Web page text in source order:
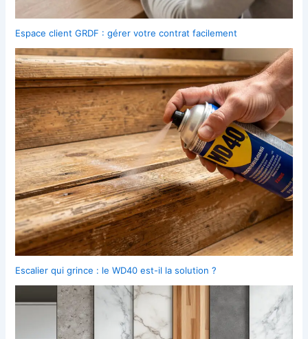
Espace client GRDF : gérer votre contrat facilement
Escalier qui grince : le WD40 est-il la solution ?